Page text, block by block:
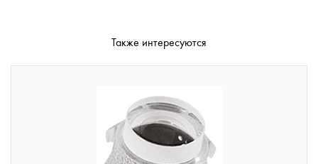
Также интересуются